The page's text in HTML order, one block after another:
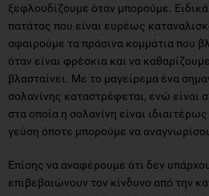
ξεφλουδίζουμε όταν μπορούμε.
πατάτας που είναι ευρέως
αφαιρούμε τα πράσινα κομμάτια που
όταν είναι φρέσκια και να
βλασταίνει. Με το μαγείρεμα ένα
σολανίνης καταστρέφεται, ενώ είναι
στα οποία η σολανίνη είναι
γεύση όποτε μπορούμε να
Επίσης να αναφέρουμε ότι δεν
επιβεβαιώνουν τον κίνδυνο από την